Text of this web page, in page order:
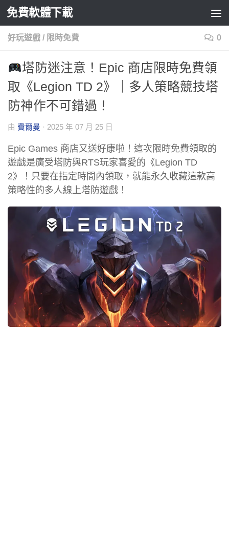
Skip to content
免費軟體下載
好玩遊戲 / 限時免費 0
塔防迷注意！Epic 商店限時免費領
取《Legion TD 2》｜多人策略競技塔
防神作不可錯過！
由 費爾曼 · 2025 年 07 月 25 日
Epic Games 商店又送好康啦！這次限時免費領取的
遊戲是廣受塔防與RTS玩家喜愛的《Legion TD
2》！只要在指定時間內領取，就能永久收藏這款高
策略性的多人線上塔防遊戲！